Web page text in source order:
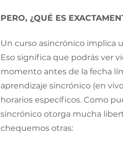
PERO, ¿QUÉ ES
Un curso asincrónico implica
Eso significa que podrás ver
momento antes de la fecha
aprendizaje sincrónico (en
horarios específicos. Como
sincrónico otorga mucha
chequemos otras: